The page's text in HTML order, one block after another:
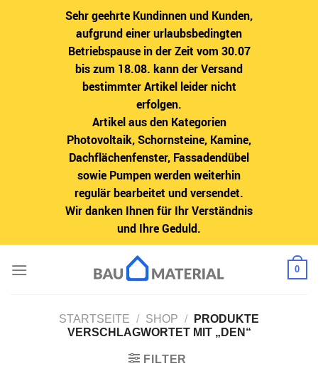
Sehr geehrte Kundinnen und Kunden,
aufgrund einer urlaubsbedingten
Betriebspause in der Zeit vom 30.07
bis zum 18.08. kann der Versand
bestimmter Artikel leider nicht
erfolgen.
Artikel aus den Kategorien
Photovoltaik, Schornsteine, Kamine,
Dachflächenfenster, Fassadendübel
sowie Pumpen werden weiterhin
regulär bearbeitet und versendet.
Wir danken Ihnen für Ihr Verständnis
und Ihre Geduld.
Inhalt
0
STARTSEITE / SHOP /
PRODUKTE
VERSCHLAGWORTET MIT „DEN“
FILTER